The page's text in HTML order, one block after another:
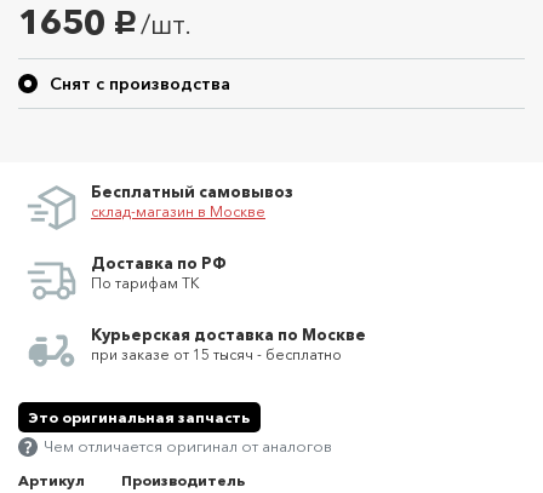
1650 руб. /шт.
Снят с производства
Бесплатный самовывоз
склад-магазин в Москве
Доставка по РФ
По тарифам ТК
Курьерская доставка по Москве
при заказе от 15 тысяч - бесплатно
Это оригинальная запчасть
Чем отличается оригинал от аналогов
Артикул
Производитель